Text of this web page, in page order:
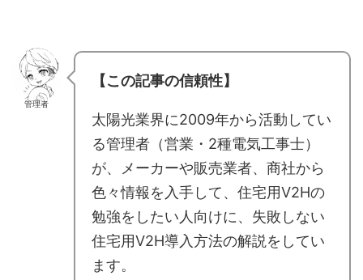
管理者
【この記事の信頼性】
太陽光業界に2009年から活動してい
る管理者（営業・2種電気工事士）
が、メーカーや販売業者、商社から
色々情報を入手して、住宅用V2Hの
勉強をしたい人向けに、失敗しない
住宅用V2H導入方法の解説をしてい
ます。